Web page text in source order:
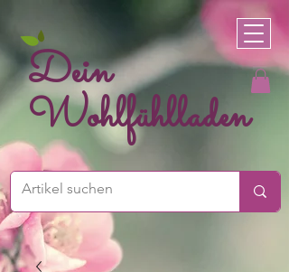
Dein
Wohlfühlladen